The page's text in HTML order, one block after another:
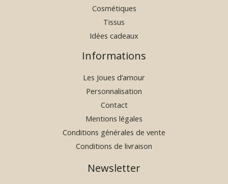
€
Cosmétiques
Tissus
Idées cadeaux
Informations
Les Joues d’amour
Personnalisation
Contact
Mentions légales
Conditions générales de vente
Conditions de livraison
Newsletter